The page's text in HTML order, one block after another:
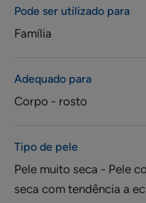
Pode ser utilizado para
Família
Adequado para
Corpo - rosto
Tipo de pele
Pele muito seca - Pele
seca com tendência a